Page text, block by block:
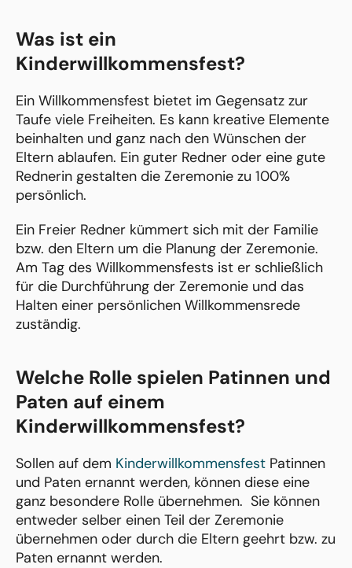
Was ist ein
Kinderwillkommensfest?
Ein Willkommensfest bietet im Gegensatz zur
Taufe viele Freiheiten. Es kann kreative Elemente
beinhalten und ganz nach den Wünschen der
Eltern ablaufen. Ein guter Redner oder eine gute
Rednerin gestalten die Zeremonie zu 100%
persönlich.
Ein Freier Redner kümmert sich mit der Familie
bzw. den Eltern um die Planung der Zeremonie.
Am Tag des Willkommensfests ist er schließlich
für die Durchführung der Zeremonie und das
Halten einer persönlichen Willkommensrede
zuständig.
Welche Rolle spielen Patinnen und
Paten auf einem
Kinderwillkommensfest?
Sollen auf dem Kinderwillkommensfest Patinnen
und Paten ernannt werden, können diese eine
ganz besondere Rolle übernehmen. Sie können
entweder selber einen Teil der Zeremonie
übernehmen oder durch die Eltern geehrt bzw. zu
Paten ernannt werden.